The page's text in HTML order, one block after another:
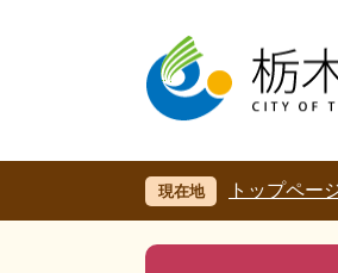
で
ば
現在地 トップペー